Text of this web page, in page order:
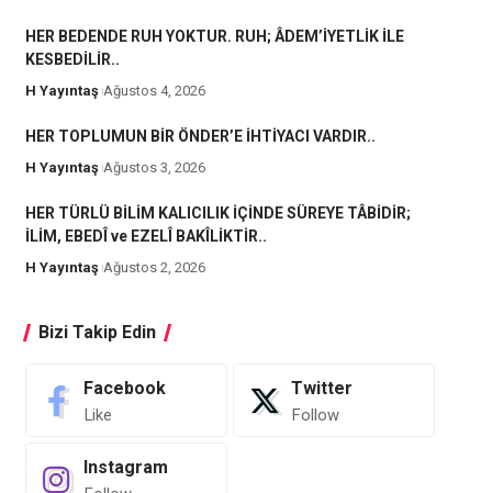
HER BEDENDE RUH YOKTUR. RUH; ÂDEM’İYETLİK İLE
KESBEDİLİR..
H Yayıntaş Ağustos 4, 2026
HER TOPLUMUN BİR ÖNDER’E İHTİYACI VARDIR..
H Yayıntaş Ağustos 3, 2026
HER TÜRLÜ BİLİM KALICILIK İÇİNDE SÜREYE TÂBİDİR;
İLİM, EBEDÎ ve EZELÎ BAKÎLİKTİR..
H Yayıntaş Ağustos 2, 2026
Bizi Takip Edin
Facebook
Like
Twitter
Follow
Instagram